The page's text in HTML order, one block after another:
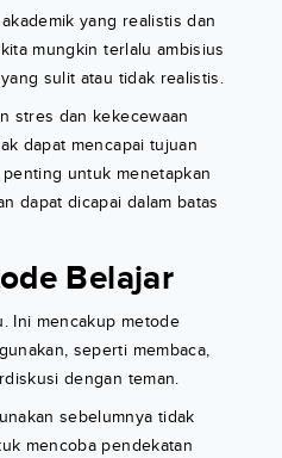
yang realistis dan
mungkin terlalu ambisius
sulit atau tidak realistis.
stres dan kekecewaan
dapat mencapai tujuan
untuk menetapkan
dapat dicapai dalam batas
Belajar
Ini mencakup metode
seperti membaca,
dengan teman.
sebelumnya tidak
mencoba pendekatan